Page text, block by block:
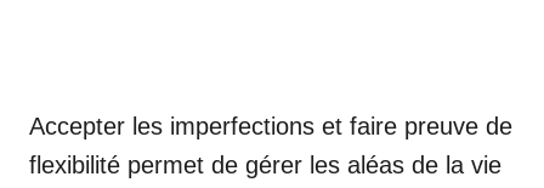
Accepter les imperfections et faire preuve de
flexibilité permet de gérer les aléas de la vie